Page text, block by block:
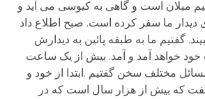
میلان است و گاهی به کیوسی می آید و
دیدار ما سفر کرده است. صبح اطلاع داد
گفتیم ما به طبقه پائین به دیدارش
خود خواهد آمد و آمد. بیش از یک ساعت
مختلف سخن گفتیم .ابتدا از خود و
که بیش از هزار سال است که در